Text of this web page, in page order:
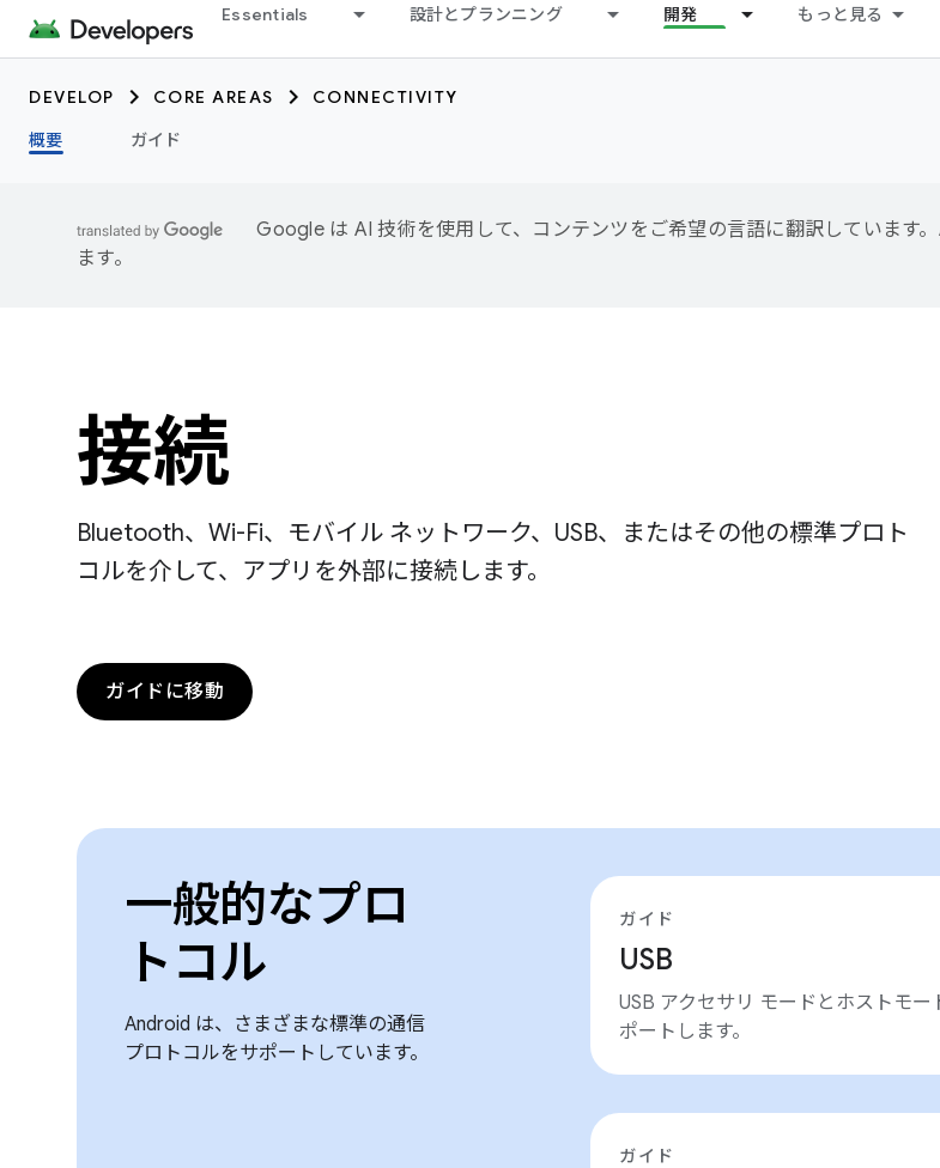
Essentials 設計とプランニング 開発 もっと見る
DEVELOP CORE AREAS
CONNECTIVITY
概要
ガイド
Google は AI 技術を使用して、コンテンツをご希望の言語に翻訳しています
ます。
接続
Bluetooth、Wi-Fi、モバイル ネットワーク、USB、またはその他の標準プロト
コルを介して、アプリを外部に接続します。
ガイドに移動
一般的なプロ
トコル
Android は、さまざまな標準の通信
プロトコルをサポートしています。
ガイド
USB
USB アクセサリ モードとホストモー
ポートします。
ガイド